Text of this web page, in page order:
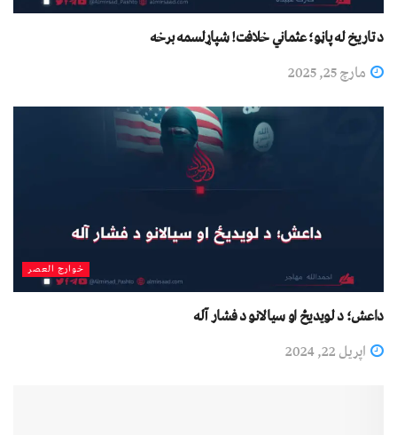
د تاریخ له پاڼو؛ عثماني خلافت! شپاړلسمه برخه
مارچ 25, 2025
خوارج العصر
داعش؛ د لویدیځ او سیالانو د فشار آله
اپریل 22, 2024